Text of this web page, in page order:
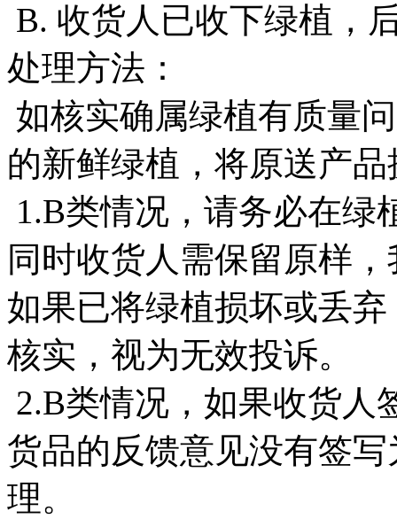
B. 收货人已收下绿植，
处理方法：
如核实确属绿植有质量
的新鲜绿植，将原送产
1.B类情况，请务必在绿
同时收货人需保留原样
如果已将绿植损坏或丢
核实，视为无效投诉。
2.B类情况，如果收货人
货品的反馈意见没有签
理。